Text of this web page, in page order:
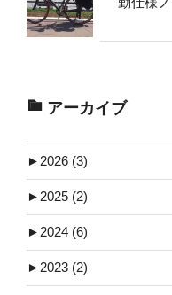
アーカイブ
► 2026 (3)
► 2025 (2)
► 2024 (6)
► 2023 (2)